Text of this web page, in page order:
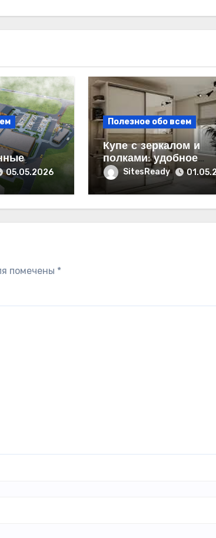
05.05.2026
Полезное обо всем
Купе с зеркалом и
полками: удобное
решение для
современного
SitesReady
помечены *